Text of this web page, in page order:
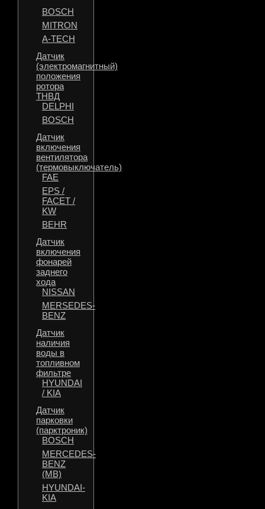
BOSCH
MITRON
A-TECH
Датчик
(электромагнитный)
положения
ротора
ТНВД
DELPHI
BOSCH
Датчик
включения
вентилятора
(термовыключатель)
FAE
EPS /
FACET /
KW
BEHR
Датчик
включения
фонарей
заднего
хода
NISSAN
MERSEDES-
BENZ
Датчик
наличия
воды в
топливном
фильтре
HYUNDAI
/ KIA
Датчик
парковки
(парктроник)
BOSCH
MERCEDES-
BENZ
(MB)
HYUNDAI-
KIA